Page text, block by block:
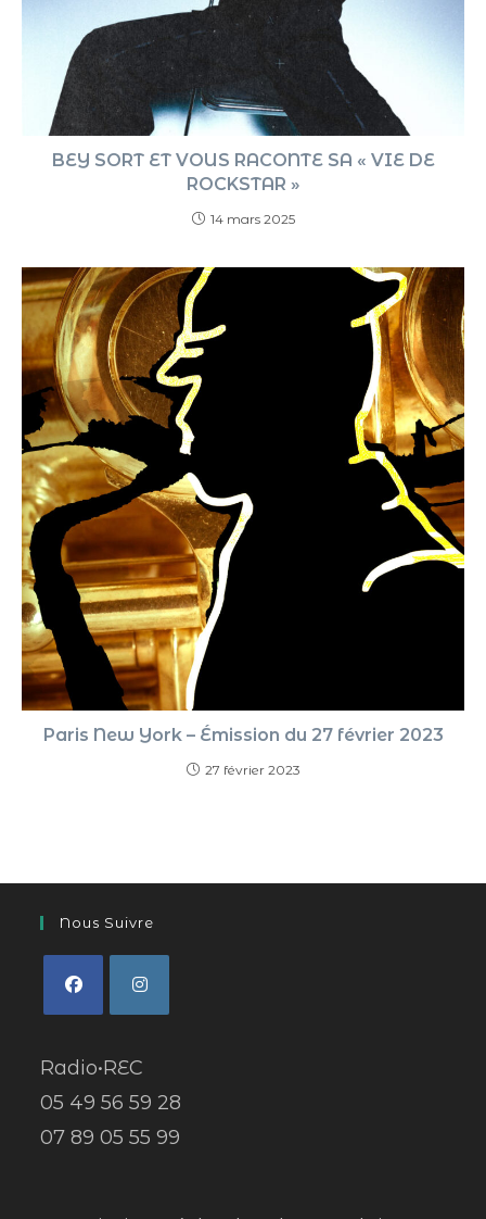
BEY SORT ET VOUS RACONTE SA « VIE DE
ROCKSTAR »
14 mars 2025
Paris New York – Émission du 27 février 2023
27 février 2023
Nous Suivre
Radio•REC
05 49 56 59 28
07 89 05 55 99